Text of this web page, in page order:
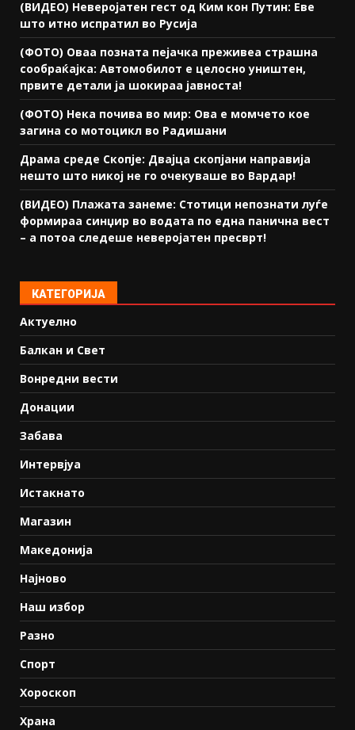
(ВИДЕО) Неверојатен гест од Ким кон Путин: Еве
што итно испратил во Русија
(ФОТО) Оваа позната пејачка преживеа страшна
сообраќајка: Автомобилот е целосно уништен,
првите детали ја шокираа јавноста!
(ФОТО) Нека почива во мир: Ова е момчето кое
загина со мотоцикл во Радишани
Драма среде Скопје: Двајца скопјани направија
нешто што никој не го очекуваше во Вардар!
(ВИДЕО) Плажата занеме: Стотици непознати луѓе
формираа синџир во водата по една панична вест
– а потоа следеше неверојатен пресврт!
КАТЕГОРИЈА
Актуелно
Балкан и Свет
Вонредни вести
Донации
Забава
Интервјуа
Истакнато
Магазин
Македонија
Најново
Наш избор
Разно
Спорт
Хороскоп
Храна